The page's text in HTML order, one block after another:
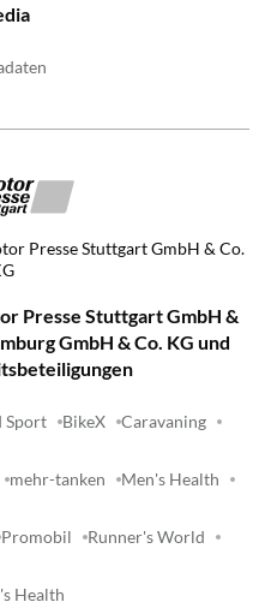
Presse Stuttgart GmbH & Co.
Presse Stuttgart GmbH &
GmbH & Co. KG und
Sport BikeX Caravaning
mehr-tanken Men's Health
Promobil Runner's World
Health